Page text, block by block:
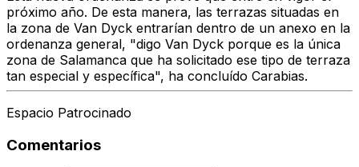
próximo año. De esta manera, las terrazas situadas en
la zona de Van Dyck entrarían dentro de un anexo en la
ordenanza general, "digo Van Dyck porque es la única
zona de Salamanca que ha solicitado ese tipo de terraza
tan especial y específica", ha concluído Carabias.
Espacio Patrocinado
Comentarios